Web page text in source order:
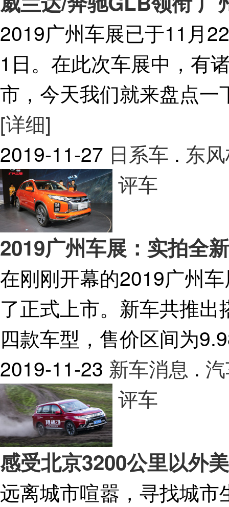
2019广州车展已于11月
1日。在此次车展中，有
市，今天我们就来盘点
[详细]
2019-11-27 日系车 . 东
评车
2019广州车展：实拍全
在刚刚开幕的2019广州
了正式上市。新车共推
四款车型，售价区间为
2019-11-23 新车消息 .
评车
感受北京3200公里以外
远离城市喧嚣，寻找城